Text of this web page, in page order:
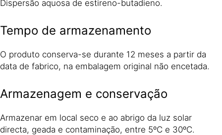
Dispersão aquosa de estireno-butadieno.
Tempo de armazenamento
O produto conserva-se durante 12 meses a partir da
data de fabrico, na embalagem original não encetada.
Armazenagem e conservação
Armazenar em local seco e ao abrigo da luz solar
directa, geada e contaminação, entre 5ºC e 30ºC.